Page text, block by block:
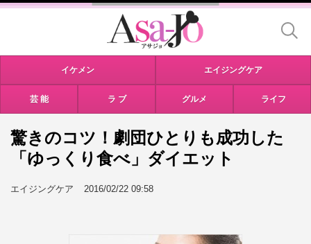
イケメン エイジングケア
芸 能 ラ ブ グルメ ライフ
驚きのコツ！劇団ひとりも成功した
「ゆっくり食べ」ダイエット
エイジングケア 2016/02/22 09:58